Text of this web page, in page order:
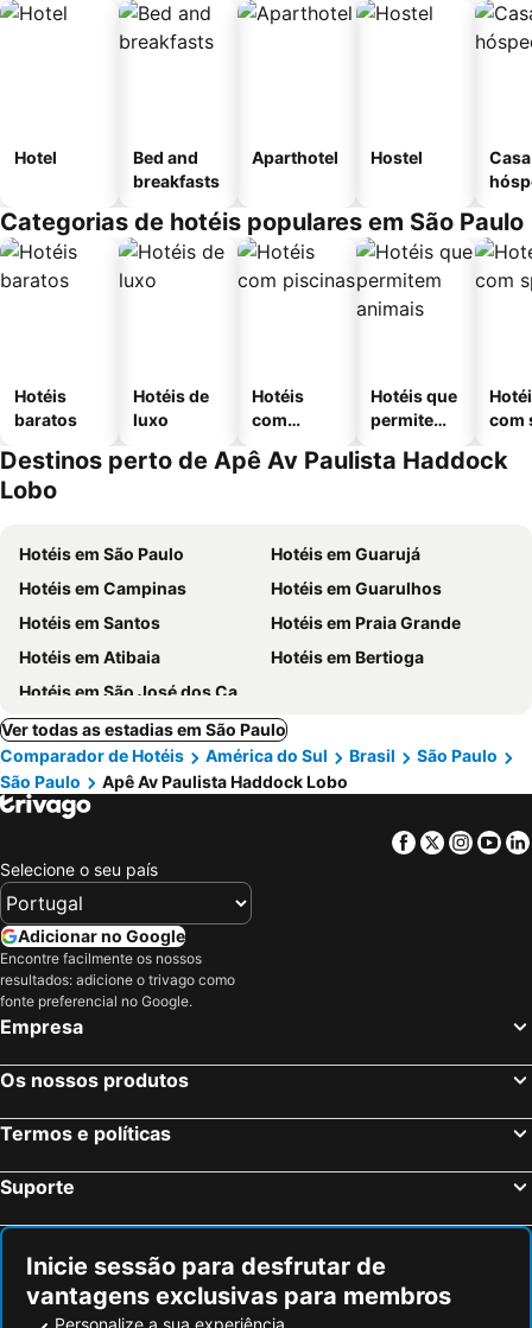
Hotel
Bed and
breakfasts
Aparthotel Hostel
Categorias de hotéis populares em São Paulo
Hotéis
baratos
Hotéis de
luxo
Hotéis
com
Hotéis que
permitem
com
Destinos perto de Apê Av Paulista Haddock
Lobo
Hotéis em São Paulo
Hotéis em Guarujá
Hotéis em Campinas
Hotéis em Guarulhos
Hotéis em Santos
Hotéis em Praia Grande
Hotéis em Atibaia
Hotéis em Bertioga
Hotéis em São José dos Campos
Ver todas as estadias em São Paulo
Comparador de Hotéis
América do Sul Brasil
São Paulo
São Paulo
Apê Av Paulista Haddock Lobo
Facebook
Twitter
Selecione o seu país
Adicionar no Google
Encontre facilmente os nossos
resultados: adicione o trivago como
fonte preferencial no Google.
Empresa
Os nossos produtos
Termos e políticas
Suporte
Inicie sessão para desfrutar de
vantagens exclusivas para membros